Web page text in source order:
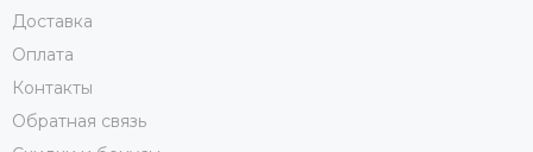
Доставка
Оплата
Контакты
Обратная связь